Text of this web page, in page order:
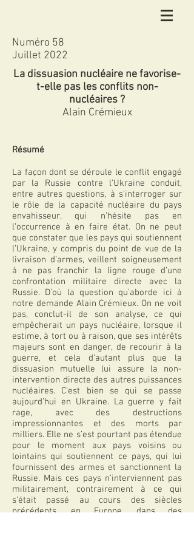
Résumé
La façon dont se déroule le conflit engagé
par la Russie contre l’Ukraine conduit,
entre autres questions, à s’interroger sur
le rôle de la capacité nucléaire du pays
envahisseur, qui n’hésite pas en
l’occurrence à en faire état. On ne peut
que constater que les pays qui soutiennent
l’Ukraine, y compris du point de vue de la
livraison d’armes, veillent soigneusement
à ne pas franchir la ligne rouge d’une
confrontation militaire directe avec la
Russie. D’où la question qu’aborde ici à
notre demande Alain Crémieux. On ne voit
pas, conclut-il de son analyse, ce qui
empêcherait un pays nucléaire, lorsque il
estime, à tort ou à raison, que ses intérêts
majeurs sont en danger, de recourir à la
guerre, et cela d’autant plus que la
dissuasion mutuelle lui assure la non-
intervention directe des autres puissances
nucléaires. C’est bien se qui se passe
aujourd’hui en Ukraine. La guerre y fait
rage, avec des destructions
impressionnantes et des morts par
milliers. Elle ne s’est pourtant pas étendue
pour le moment aux pays voisins ou
lointains qui soutiennent ce pays, qui lui
fournissent des armes et sanctionnent la
Russie. Mais ces pays n’interviennent pas
militairement, contrairement à ce qui
s’était passé au cours des siècles
précédents, en Europe, dans des
La dissuasion nucléaire ne favorise-
t-elle pas les conflits non-
nucléaires ?
Alain Crémieux
Numéro 58
Juillet 2022